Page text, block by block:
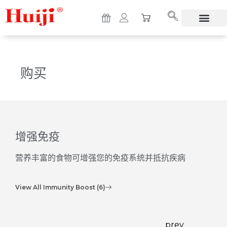
购买
增强免疫
营养丰富的食物可增强您的免疫系统并抵抗疾病
View All Immunity Boost (6)
prev